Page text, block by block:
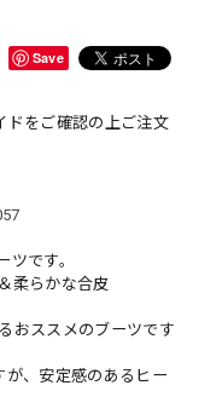
Save
ドをご確認の上ご注文
です。
柔らかな合皮
おススメのブーツです
が、安定感のあるヒー